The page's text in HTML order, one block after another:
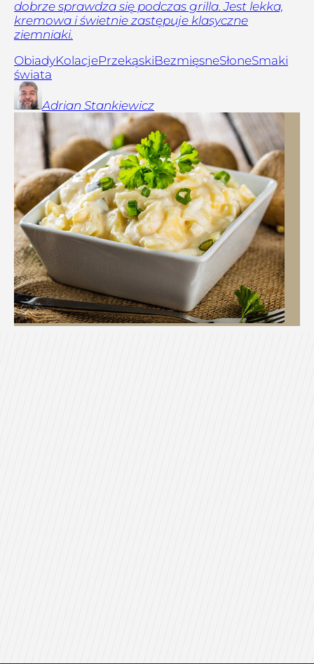
dobrze sprawdza się podczas grilla. Jest lekka,
kremowa i świetnie zastępuje klasyczne
ziemniaki.
ObiadyKolacjePrzekąskiBezmięsneSłoneSmaki
świata
Adrian Stankiewicz